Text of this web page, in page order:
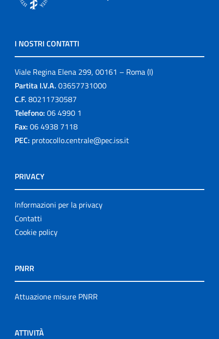
I NOSTRI CONTATTI
Viale Regina Elena 299, 00161 – Roma (I)
Partita I.V.A. 03657731000
C.F. 80211730587
Telefono: 06 4990 1
Fax: 06 4938 7118
PEC: protocollo.centrale@pec.iss.it
PRIVACY
Informazioni per la privacy
Contatti
Cookie policy
PNRR
Attuazione misure PNRR
ATTIVITÀ